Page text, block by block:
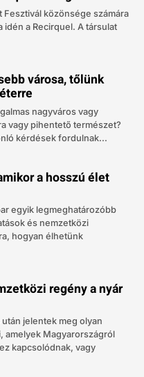
Fesztivál közönsége számára
idén a Recirquel. A társulat
városa, tőlünk
nagyváros vagy
vagy pihentető természet?
kérdések fordulnak...
a hosszú élet
egyik legmeghatározóbb
és nemzetközi
hogyan élhetünk
regény a nyár
jelentek meg olyan
amelyek Magyarországról
kapcsolódnak, vagy